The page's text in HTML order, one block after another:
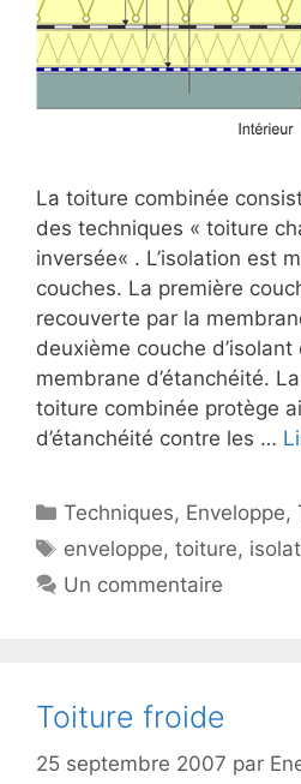
La toiture combinée
des techniques « toiture
inversée« . L’isolation est
couches. La première
recouverte par la
deuxième couche
membrane d’étanchéité.
toiture combinée protège
d’étanchéité contre les …
Catégories
Techniques, Enveloppe,
Étiquettes
enveloppe,toiture,
Un commentaire
Toiture froide
25 septembre 2007 par